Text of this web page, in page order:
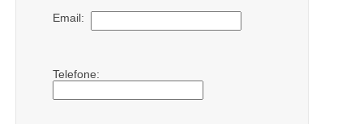
Email:
Telefone: